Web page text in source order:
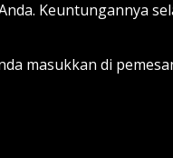
Keuntungannya
masukkan di